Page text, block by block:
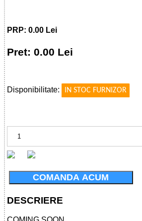
PRP: 0.00 Lei
Pret: 0.00 Lei
Disponibilitate:
IN STOC FURNIZOR
COMANDA ACUM
DESCRIERE